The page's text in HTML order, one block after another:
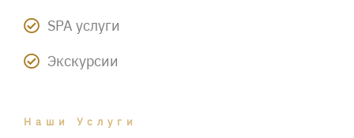
SPA услуги
Экскурсии
Наши Услуги